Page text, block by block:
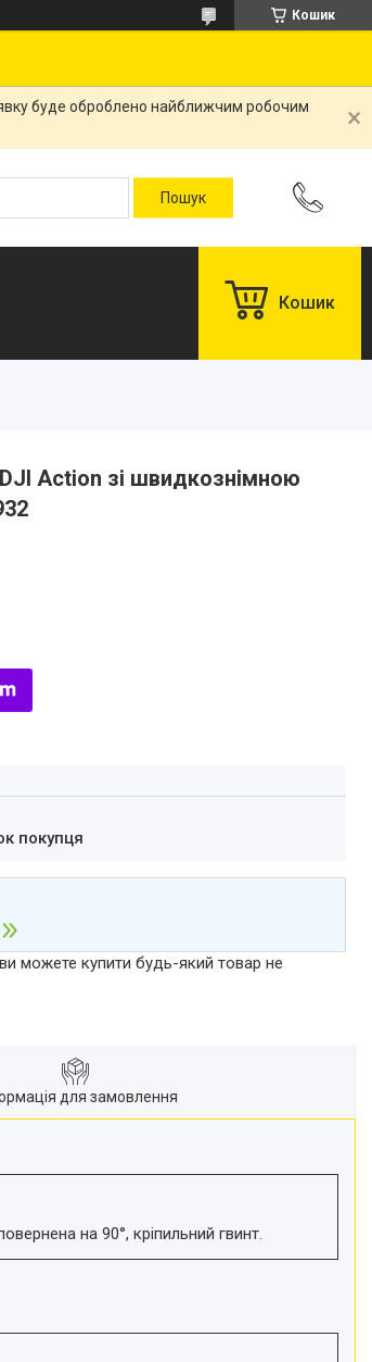
Кошик
буде оброблено найближчим робочим
Кошик
Action зі швидкознімною
покупця
ви можете купити будь-який товар не
для замовлення
на 90°, кріпильний гвинт.